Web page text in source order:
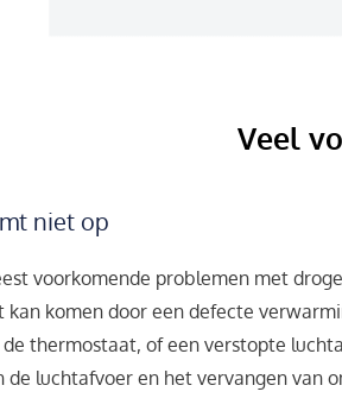
Veel
niet op
voorkomende problemen met
kan komen door een defecte
thermostaat, of een verstopte
de luchtafvoer en het vervangen van